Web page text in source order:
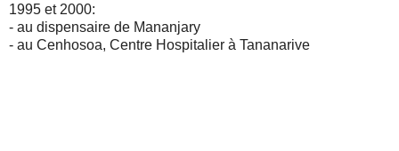
1995 et 2000:
- au dispensaire de Mananjary
- au Cenhosoa, Centre Hospitalier à Tananarive